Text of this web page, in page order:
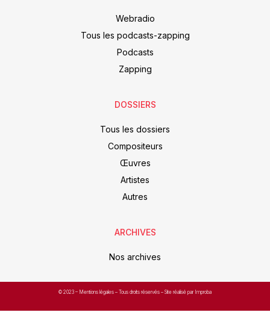
Webradio
Tous les podcasts-zapping
Podcasts
Zapping
DOSSIERS
Tous les dossiers
Compositeurs
Œuvres
Artistes
Autres
ARCHIVES
Nos archives
© 2023 – Mentions légales – Tous droits réservés – Site réalisé par Improba